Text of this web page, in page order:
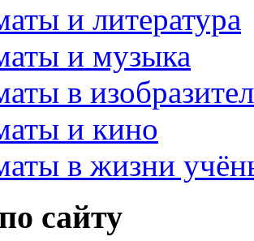
и литература
и музыка
в
и кино
в жизни
сайту